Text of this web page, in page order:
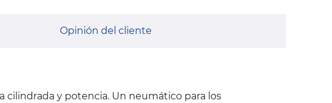
Opinión del cliente
cilindrada y potencia. Un neumático para los